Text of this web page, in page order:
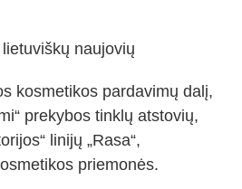
naujovių
kosmetikos pardavimų dalį,
prekybos tinklų atstovių,
linijų „Rasa“,
priemonės.